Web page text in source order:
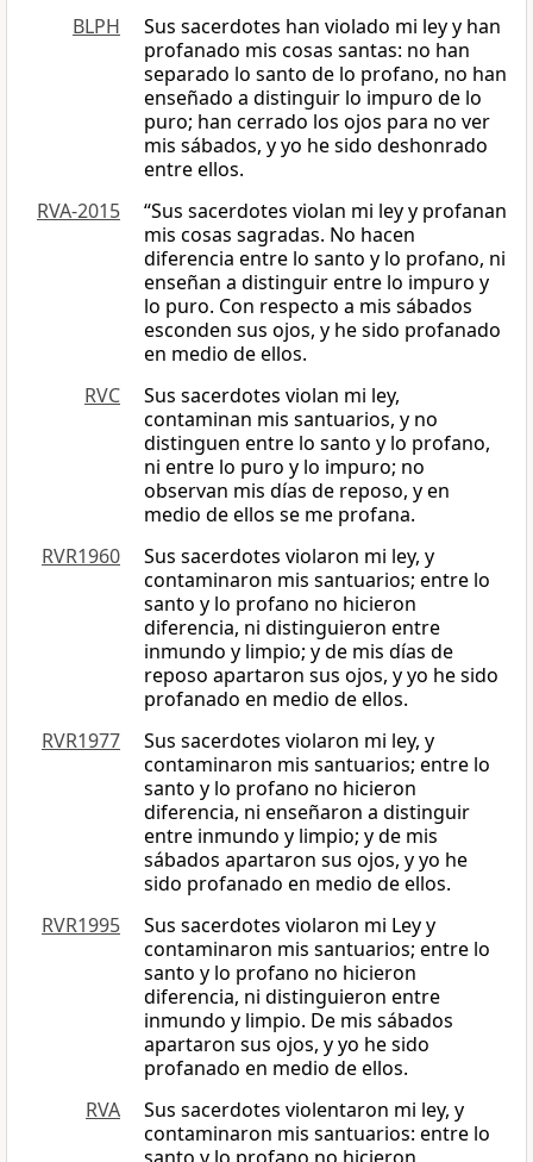
BLPH
Sus sacerdotes han violado mi ley y han
profanado mis cosas santas: no han
separado lo santo de lo profano, no han
enseñado a distinguir lo impuro de lo
puro; han cerrado los ojos para no ver
mis sábados, y yo he sido deshonrado
entre ellos.
RVA-2015
“Sus sacerdotes violan mi ley y profanan
mis cosas sagradas. No hacen
diferencia entre lo santo y lo profano, ni
enseñan a distinguir entre lo impuro y
lo puro. Con respecto a mis sábados
esconden sus ojos, y he sido profanado
en medio de ellos.
RVC
Sus sacerdotes violan mi ley,
contaminan mis santuarios, y no
distinguen entre lo santo y lo profano,
ni entre lo puro y lo impuro; no
observan mis días de reposo, y en
medio de ellos se me profana.
RVR1960
Sus sacerdotes violaron mi ley, y
contaminaron mis santuarios; entre lo
santo y lo profano no hicieron
diferencia, ni distinguieron entre
inmundo y limpio; y de mis días de
reposo apartaron sus ojos, y yo he sido
profanado en medio de ellos.
RVR1977
Sus sacerdotes violaron mi ley, y
contaminaron mis santuarios; entre lo
santo y lo profano no hicieron
diferencia, ni enseñaron a distinguir
entre inmundo y limpio; y de mis
sábados apartaron sus ojos, y yo he
sido profanado en medio de ellos.
RVR1995
Sus sacerdotes violaron mi Ley y
contaminaron mis santuarios; entre lo
santo y lo profano no hicieron
diferencia, ni distinguieron entre
inmundo y limpio. De mis sábados
apartaron sus ojos, y yo he sido
profanado en medio de ellos.
RVA
Sus sacerdotes violentaron mi ley, y
contaminaron mis santuarios: entre lo